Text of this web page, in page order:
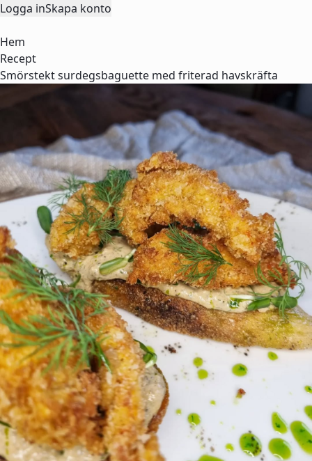
Logga inSkapa konto
Hem
Recept
Smörstekt surdegsbaguette med friterad havskräfta